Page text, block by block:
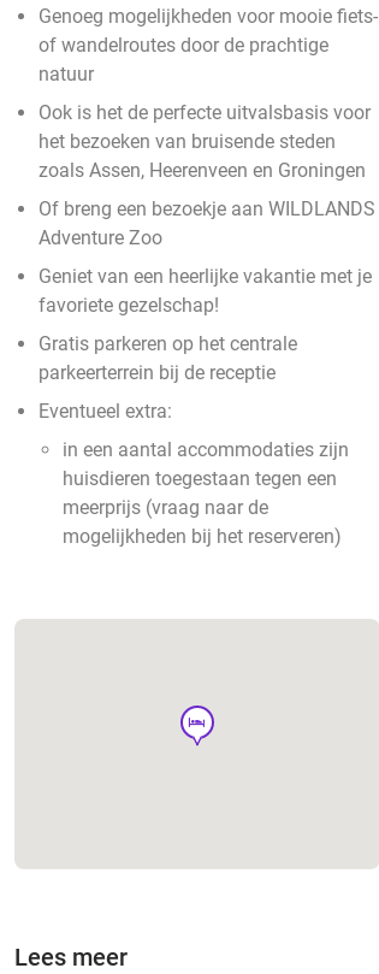
Genoeg mogelijkheden voor mooie fiets-
of wandelroutes door de prachtige
natuur
Ook is het de perfecte uitvalsbasis voor
het bezoeken van bruisende steden
zoals Assen, Heerenveen en Groningen
Of breng een bezoekje aan WILDLANDS
Adventure Zoo
Geniet van een heerlijke vakantie met je
favoriete gezelschap!
Gratis parkeren op het centrale
parkeerterrein bij de receptie
Eventueel extra:
in een aantal accommodaties zijn
huisdieren toegestaan tegen een
meerprijs (vraag naar de
mogelijkheden bij het reserveren)
hotel
Lees meer